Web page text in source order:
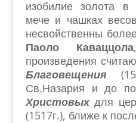
изобилие золота
мече и чашках
несвойственны
Паоло Каваццола
произведения
Благовещения
Св.Назария и до
Христовыхдля
(1517г.), ближе к